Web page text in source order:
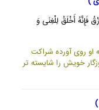
فَإِنَّهُ أَخْلَقُ لِلْغِنَى وَ
او روى آورده شراكت
خويش را شايسته تر